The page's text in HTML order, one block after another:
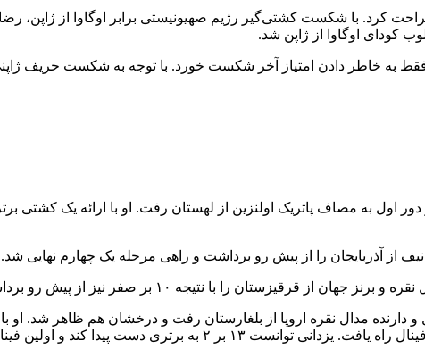
اول استراحت کرد. با شکست کشتی‌گیر رژیم صهیونیستی برابر اوگاوا از
به خاطر دادن امتياز آخر شكست خورد. با توجه به شکست حریف
یزدانی در دور اول به مصاف پاتریک اولنزین از لهستان رفت. او با ارائه
۱۰ بر صفر نیز از پیش رو برداشت و به مرحله نیمه نهایی راه یافت.
مدال نقره اروپا از بلغارستان رفت و درخشان هم ظاهر شد.
دست پیدا کند و اولین فینالیست ایران لقب بگیرد.